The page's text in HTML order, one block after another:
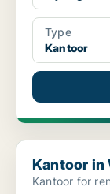
Type
Kantoor
Kantoor in
Kantoor in
Kantoor for